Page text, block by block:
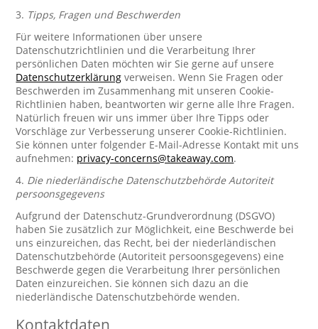
3. Tipps, Fragen und Beschwerden
Für weitere Informationen über unsere
Datenschutzrichtlinien und die Verarbeitung Ihrer
persönlichen Daten möchten wir Sie gerne auf unsere
Datenschutzerklärung verweisen. Wenn Sie Fragen oder
Beschwerden im Zusammenhang mit unseren Cookie-
Richtlinien haben, beantworten wir gerne alle Ihre Fragen.
Natürlich freuen wir uns immer über Ihre Tipps oder
Vorschläge zur Verbesserung unserer Cookie-Richtlinien.
Sie können unter folgender E-Mail-Adresse Kontakt mit uns
aufnehmen: privacy-concerns@takeaway.com.
4. Die niederländische Datenschutzbehörde Autoriteit
persoonsgegevens
Aufgrund der Datenschutz-Grundverordnung (DSGVO)
haben Sie zusätzlich zur Möglichkeit, eine Beschwerde bei
uns einzureichen, das Recht, bei der niederländischen
Datenschutzbehörde (Autoriteit persoonsgegevens) eine
Beschwerde gegen die Verarbeitung Ihrer persönlichen
Daten einzureichen. Sie können sich dazu an die
niederländische Datenschutzbehörde wenden.
Kontaktdaten